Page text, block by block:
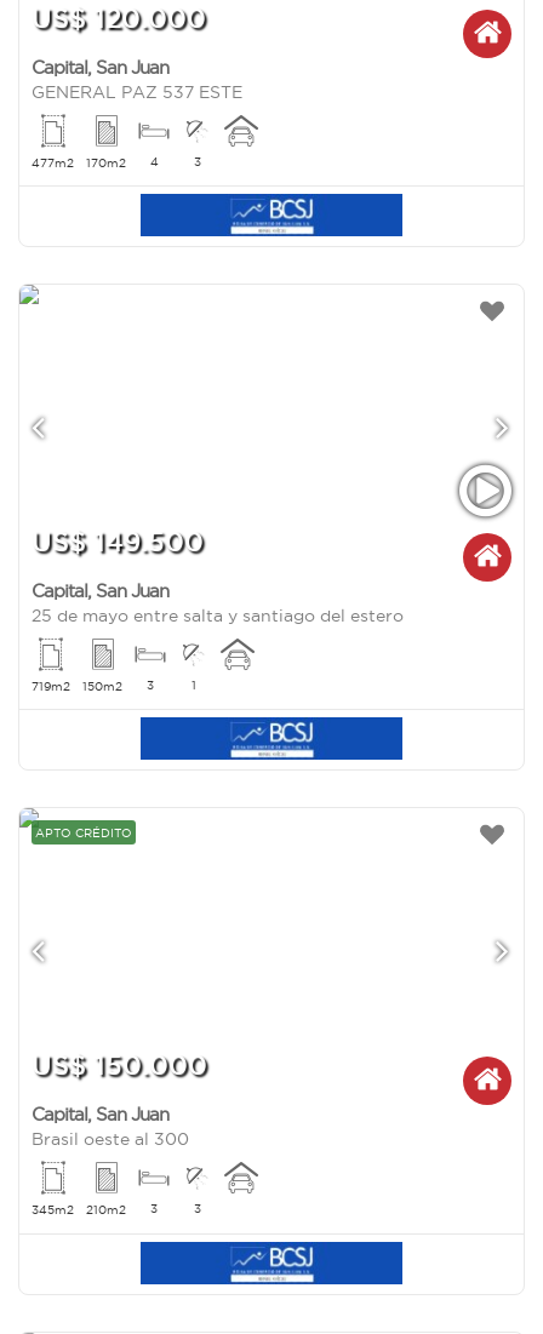
US$ 120.000
Capital, San Juan
GENERAL PAZ 537 ESTE
477m2 170m2 4 3
US$ 149.500
Capital, San Juan
25 de mayo entre salta y santiago del estero
719m2 150m2 3 1
APTO CRÉDITO
US$ 150.000
Capital, San Juan
Brasil oeste al 300
345m2 210m2 3 3